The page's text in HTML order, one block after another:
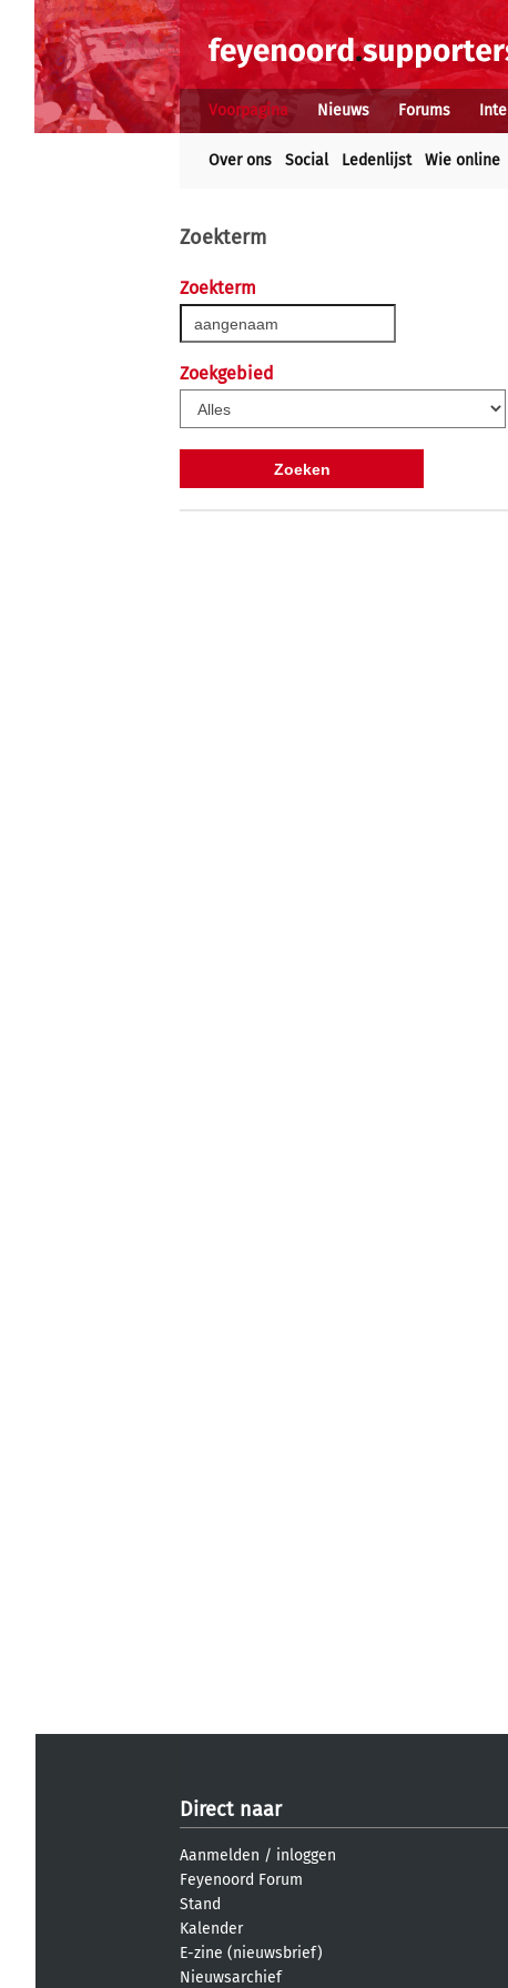
Voorpagina Nieuws Forums
Over ons Social Ledenlijst Wie online
Zoekterm
Zoekterm
Zoekgebied
Direct naar
Aanmelden / inloggen
Feyenoord Forum
Stand
Kalender
E-zine (nieuwsbrief)
Nieuwsarchief